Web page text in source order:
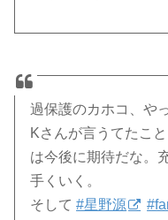
過保護のカホコ、や
Kさんが言うてたこ
は今後に期待だな。
手くいく。
そして#星野源